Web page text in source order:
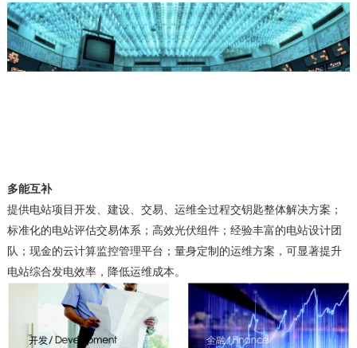
多能互补
提供电站项目开发、建设、交易、运维全过程交钥匙整体解决方案；
标准化的电站评估交易体系；高效光伏组件；经验丰富的电站设计团
队；现金的云计算监控管理平台；量身定制的运维方案，可显著提升
电站综合发电效率，降低运维成本。